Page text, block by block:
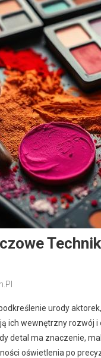
urody
ich wewnętrzny rozwój i
detal ma znaczenie,
oświetlenia po